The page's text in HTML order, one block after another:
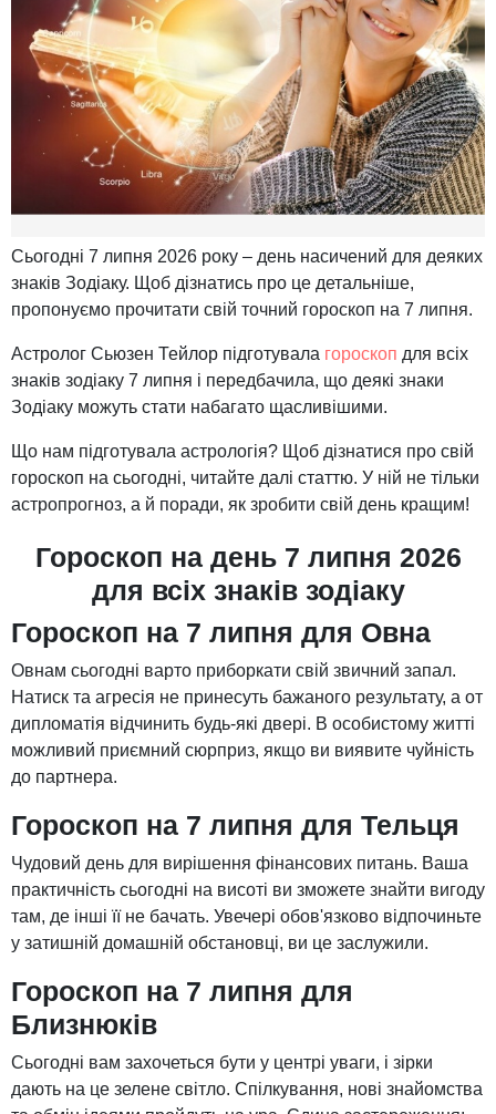
Сьогодні 7 липня 2026 року – день насичений для деяких
знаків Зодіаку. Щоб дізнатись про це детальніше,
пропонуємо прочитати свій точний гороскоп на 7 липня.
Астролог Сьюзен Тейлор підготувала гороскоп для всіх
знаків зодіаку 7 липня і передбачила, що деякі знаки
Зодіаку можуть стати набагато щасливішими.
Що нам підготувала астрологія? Щоб дізнатися про свій
гороскоп на сьогодні, читайте далі статтю. У ній не тільки
астропрогноз, а й поради, як зробити свій день кращим!
Гороскоп на день 7 липня 2026
для всіх знаків зодіаку
Гороскоп на 7 липня для Овна
Овнам сьогодні варто приборкати свій звичний запал.
Натиск та агресія не принесуть бажаного результату, а от
дипломатія відчинить будь-які двері. В особистому житті
можливий приємний сюрприз, якщо ви виявите чуйність
до партнера.
Гороскоп на 7 липня для Тельця
Чудовий день для вирішення фінансових питань. Ваша
практичність сьогодні на висоті ви зможете знайти вигоду
там, де інші її не бачать. Увечері обов'язково відпочиньте
у затишній домашній обстановці, ви це заслужили.
Гороскоп на 7 липня для
Близнюків
Сьогодні вам захочеться бути у центрі уваги, і зірки
дають на це зелене світло. Спілкування, нові знайомства